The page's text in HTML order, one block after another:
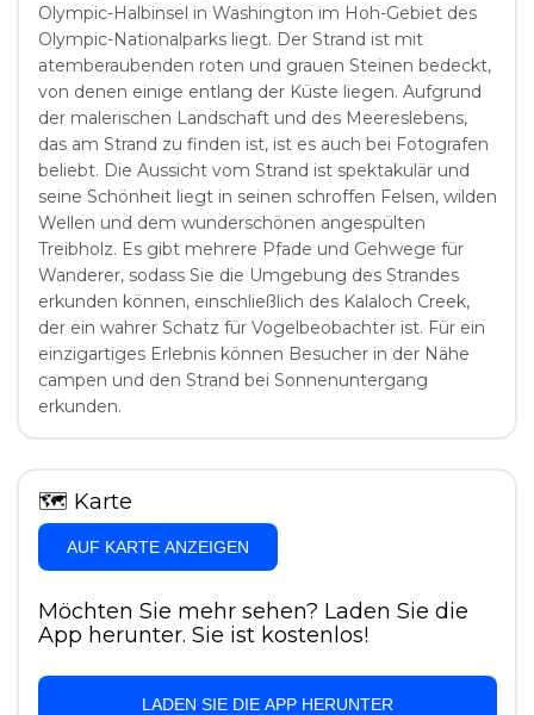
Olympic-Halbinsel in Washington im Hoh-Gebiet des
Olympic-Nationalparks liegt. Der Strand ist mit
atemberaubenden roten und grauen Steinen bedeckt,
von denen einige entlang der Küste liegen. Aufgrund
der malerischen Landschaft und des Meereslebens,
das am Strand zu finden ist, ist es auch bei Fotografen
beliebt. Die Aussicht vom Strand ist spektakulär und
seine Schönheit liegt in seinen schroffen Felsen, wilden
Wellen und dem wunderschönen angespülten
Treibholz. Es gibt mehrere Pfade und Gehwege für
Wanderer, sodass Sie die Umgebung des Strandes
erkunden können, einschließlich des Kalaloch Creek,
der ein wahrer Schatz für Vogelbeobachter ist. Für ein
einzigartiges Erlebnis können Besucher in der Nähe
campen und den Strand bei Sonnenuntergang
erkunden.
🗺 Karte
AUF KARTE ANZEIGEN
Möchten Sie mehr sehen? Laden Sie die
App herunter. Sie ist kostenlos!
LADEN SIE DIE APP HERUNTER